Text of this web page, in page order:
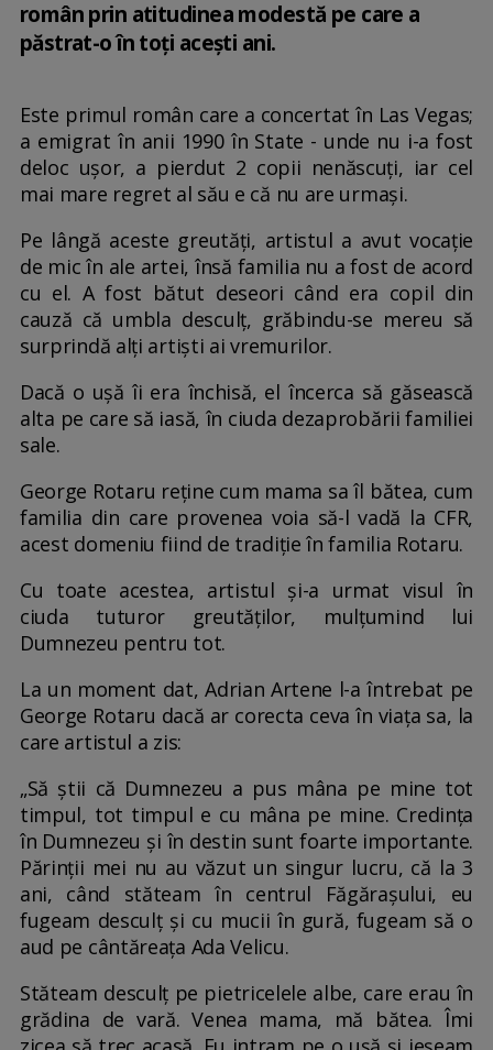
român prin atitudinea modestă pe care a
păstrat-o în toți acești ani.
Este primul român care a concertat în Las Vegas;
a emigrat în anii 1990 în State - unde nu i-a fost
deloc ușor, a pierdut 2 copii nenăscuți, iar cel
mai mare regret al său e că nu are urmași.
Pe lângă aceste greutăți, artistul a avut vocație
de mic în ale artei, însă familia nu a fost de acord
cu el. A fost bătut deseori când era copil din
cauză că umbla desculț, grăbindu-se mereu să
surprindă alți artiști ai vremurilor.
Dacă o ușă îi era închisă, el încerca să găsească
alta pe care să iasă, în ciuda dezaprobării familiei
sale.
George Rotaru reține cum mama sa îl bătea, cum
familia din care provenea voia să-l vadă la CFR,
acest domeniu fiind de tradiție în familia Rotaru.
Cu toate acestea, artistul și-a urmat visul în
ciuda tuturor greutăților, mulțumind lui
Dumnezeu pentru tot.
La un moment dat, Adrian Artene l-a întrebat pe
George Rotaru dacă ar corecta ceva în viața sa, la
care artistul a zis:
„Să știi că Dumnezeu a pus mâna pe mine tot
timpul, tot timpul e cu mâna pe mine. Credința
în Dumnezeu și în destin sunt foarte importante.
Părinții mei nu au văzut un singur lucru, că la 3
ani, când stăteam în centrul Făgărașului, eu
fugeam desculț și cu mucii în gură, fugeam să o
aud pe cântăreața Ada Velicu.
Stăteam desculț pe pietricelele albe, care erau în
grădina de vară. Venea mama, mă bătea. Îmi